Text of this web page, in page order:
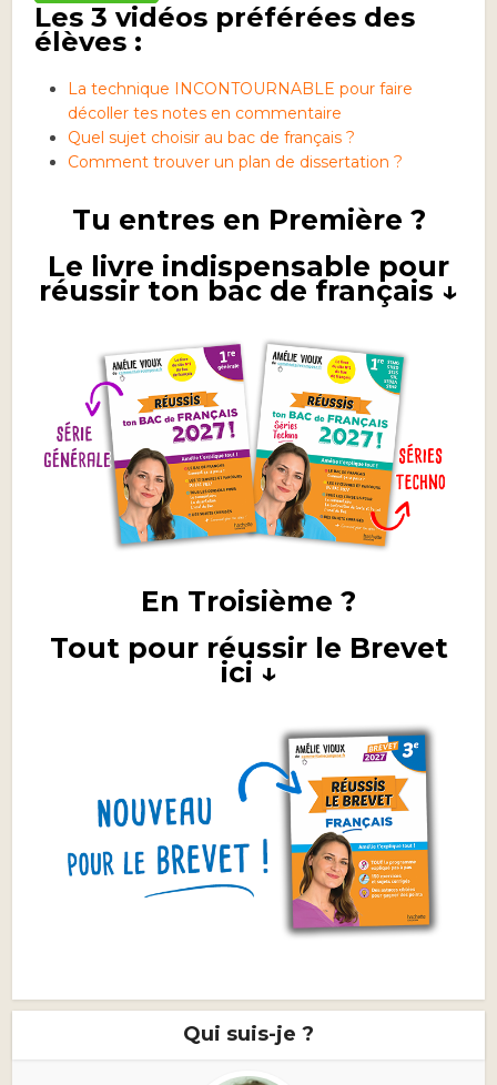
Les 3 vidéos préférées des
élèves :
La technique INCONTOURNABLE pour faire
décoller tes notes en commentaire
Quel sujet choisir au bac de français ?
Comment trouver un plan de dissertation ?
Tu entres en Première ?
Le livre indispensable pour
réussir ton bac de français ↓
En Troisième ?
Tout pour réussir le Brevet
ici ↓
Qui suis-je ?